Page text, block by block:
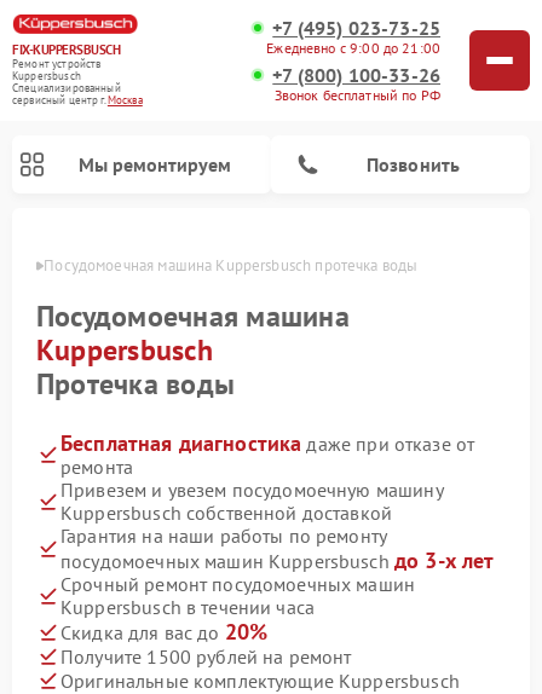
FIX-KUPPERSBUSCH
Ремонт устройств
Kuppersbusch
Специализированный
cервисный центр г.Москва
+7 (495) 023-73-25
Ежедневно с 9:00 до 21:00
+7 (800) 100-33-26
Звонок бесплатный по РФ
Мы ремонтируем Позвонить
Посудомоечная машина Kuppersbusch протечка воды
Посудомоечная машина
Kuppersbusch
Протечка воды
Бесплатная диагностика даже при отказе от
ремонта
Привезем и увезем посудомоечную машину
Kuppersbusch собственной доставкой
Гарантия на наши работы по ремонту
посудомоечных машин Kuppersbusch до 3-х лет
Срочный ремонт посудомоечных машин
Kuppersbusch в течении часа
Скидка для вас до 20%
Получите 1500 рублей на ремонт
Оригинальные комплектующие Kuppersbusch